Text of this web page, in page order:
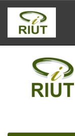
Skip
navigation